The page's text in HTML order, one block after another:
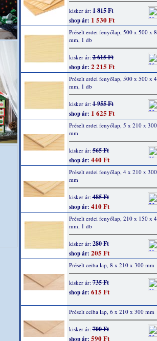
kisker ár:1 815 Ft
shop ár: 1 530 Ft
Préselt erdei fenyőlap, 500 x 500 x 8
mm, 1 db
kisker ár:2 615 Ft
shop ár: 2 215 Ft
Préselt erdei fenyőlap, 500 x 500 x 4
mm, 1 db
kisker ár:1 955 Ft
shop ár: 1 625 Ft
Préselt erdei fenyőlap, 5 x 210 x 300
mm
kisker ár:565 Ft
shop ár: 440 Ft
Préselt erdei fenyőlap, 4 x 210 x 300
mm
kisker ár:485 Ft
shop ár: 410 Ft
Préselt erdei fenyőlap, 210 x 150 x 4
mm, 1 db
kisker ár:280 Ft
shop ár: 205 Ft
Préselt ceiba lap, 8 x 210 x 300 mm
kisker ár:735 Ft
shop ár: 615 Ft
Préselt ceiba lap, 6 x 210 x 300 mm
kisker ár:700 Ft
shop ár: 590 Ft